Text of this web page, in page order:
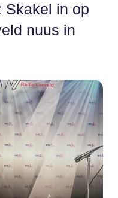
Skakel in op
nuus in